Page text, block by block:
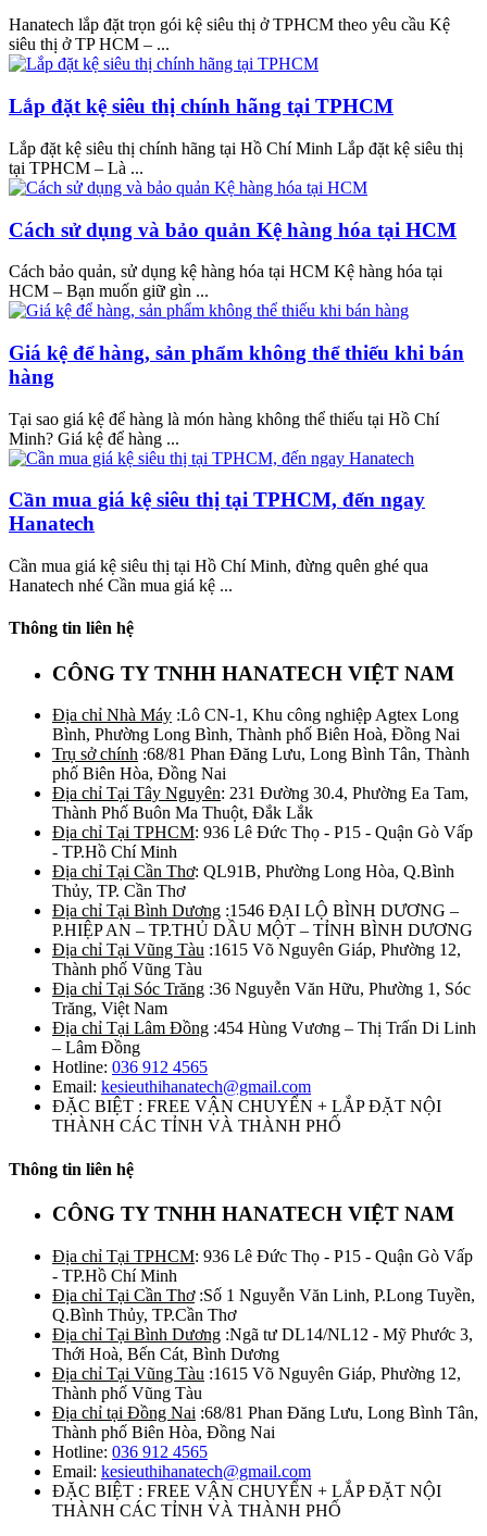
Hanatech lắp đặt trọn gói kệ siêu thị ở TPHCM theo yêu cầu Kệ
siêu thị ở TP HCM – ...
Lắp đặt kệ siêu thị chính hãng tại TPHCM
Lắp đặt kệ siêu thị chính hãng tại Hồ Chí Minh Lắp đặt kệ siêu thị
tại TPHCM – Là ...
Cách sử dụng và bảo quản Kệ hàng hóa tại HCM
Cách bảo quản, sử dụng kệ hàng hóa tại HCM Kệ hàng hóa tại
HCM – Bạn muốn giữ gìn ...
Giá kệ để hàng, sản phẩm không thể thiếu khi bán
hàng
Tại sao giá kệ để hàng là món hàng không thể thiếu tại Hồ Chí
Minh? Giá kệ để hàng ...
Cần mua giá kệ siêu thị tại TPHCM, đến ngay
Hanatech
Cần mua giá kệ siêu thị tại Hồ Chí Minh, đừng quên ghé qua
Hanatech nhé Cần mua giá kệ ...
Thông tin liên hệ
CÔNG TY TNHH HANATECH VIỆT NAM
Địa chỉ Nhà Máy :Lô CN-1, Khu công nghiệp Agtex Long
Bình, Phường Long Bình, Thành phố Biên Hoà, Đồng Nai
Trụ sở chính :68/81 Phan Đăng Lưu, Long Bình Tân, Thành
phố Biên Hòa, Đồng Nai
Địa chỉ Tại Tây Nguyên: 231 Đường 30.4, Phường Ea Tam,
Thành Phố Buôn Ma Thuột, Đắk Lắk
Địa chỉ Tại TPHCM: 936 Lê Đức Thọ - P15 - Quận Gò Vấp
- TP.Hồ Chí Minh
Địa chỉ Tại Cần Thơ: QL91B, Phường Long Hòa, Q.Bình
Thủy, TP. Cần Thơ
Địa chỉ Tại Bình Dương :1546 ĐẠI LỘ BÌNH DƯƠNG –
P.HIỆP AN – TP.THỦ DẦU MỘT – TỈNH BÌNH DƯƠNG
Địa chỉ Tại Vũng Tàu :1615 Võ Nguyên Giáp, Phường 12,
Thành phố Vũng Tàu
Địa chỉ Tại Sóc Trăng :36 Nguyễn Văn Hữu, Phường 1, Sóc
Trăng, Việt Nam
Địa chỉ Tại Lâm Đồng :454 Hùng Vương – Thị Trấn Di Linh
– Lâm Đồng
Hotline: 036 912 4565
Email: kesieuthihanatech@gmail.com
ĐẶC BIỆT : FREE VẬN CHUYỂN + LẮP ĐẶT NỘI
THÀNH CÁC TỈNH VÀ THÀNH PHỐ
Thông tin liên hệ
CÔNG TY TNHH HANATECH VIỆT NAM
Địa chỉ Tại TPHCM: 936 Lê Đức Thọ - P15 - Quận Gò Vấp
- TP.Hồ Chí Minh
Địa chỉ Tại Cần Thơ:Số 1 Nguyễn Văn Linh, P.Long Tuyền,
Q.Bình Thủy, TP.Cần Thơ
Địa chỉ Tại Bình Dương :Ngã tư DL14/NL12 - Mỹ Phước 3,
Thới Hoà, Bến Cát, Bình Dương
Địa chỉ Tại Vũng Tàu :1615 Võ Nguyên Giáp, Phường 12,
Thành phố Vũng Tàu
Địa chỉ tại Đồng Nai :68/81 Phan Đăng Lưu, Long Bình Tân,
Thành phố Biên Hòa, Đồng Nai
Hotline: 036 912 4565
Email: kesieuthihanatech@gmail.com
ĐẶC BIỆT : FREE VẬN CHUYỂN + LẮP ĐẶT NỘI
THÀNH CÁC TỈNH VÀ THÀNH PHỐ